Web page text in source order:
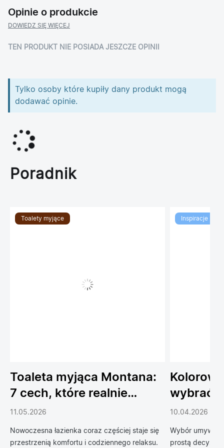
Opinie o produkcie
DOWIEDZ SIĘ WIĘCEJ
TEN PRODUKT NIE POSIADA JESZCZE OPINII
Tylko osoby które kupiły dany produkt mogą
dodawać opinie.
Poradnik
Toalety myjące
Toaleta myjąca Montana:
7 cech, które realnie
podnoszą komfort
codziennego życia
11.05.2026
Nowoczesna łazienka coraz częściej staje się
przestrzenią komfortu i codziennego relaksu.
Inspiracje
wybrać
do
10.04.2026
Wybór
prostą decyzją